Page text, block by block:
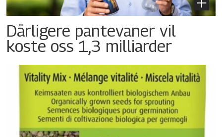
Dårligere pantevaner vil
koste oss 1,3 milliarder